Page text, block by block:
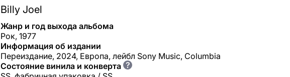
Billy Joel
Жанр и год выхода альбома
Рок, 1977
Информация об издании
Переиздание, 2024, Европа, лейбл Sony Music, Columbia
Состояние винила и конверта ?